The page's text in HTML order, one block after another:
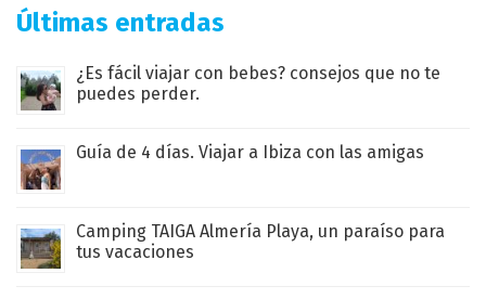
Últimas entradas
¿Es fácil viajar con bebes? consejos que no te
puedes perder.
Guía de 4 días. Viajar a Ibiza con las amigas
Camping TAIGA Almería Playa, un paraíso para
tus vacaciones